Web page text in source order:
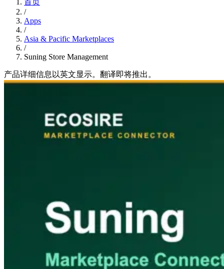
/
Apps
/
Asia & Pacific Marketplaces
/
Suning Store Management
产品详细信息以英文显示。翻译即将推出。